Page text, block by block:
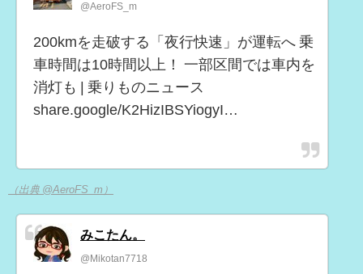
@AeroFS_m
200kmを走破する「夜行快速」が運転へ 乗
車時間は10時間以上！ 一部区間では車内を
消灯も | 乗りものニュース
share.google/K2HizIBSYiogyI…
（出典 @AeroFS_m）
みこたん。
@Mikotan7718